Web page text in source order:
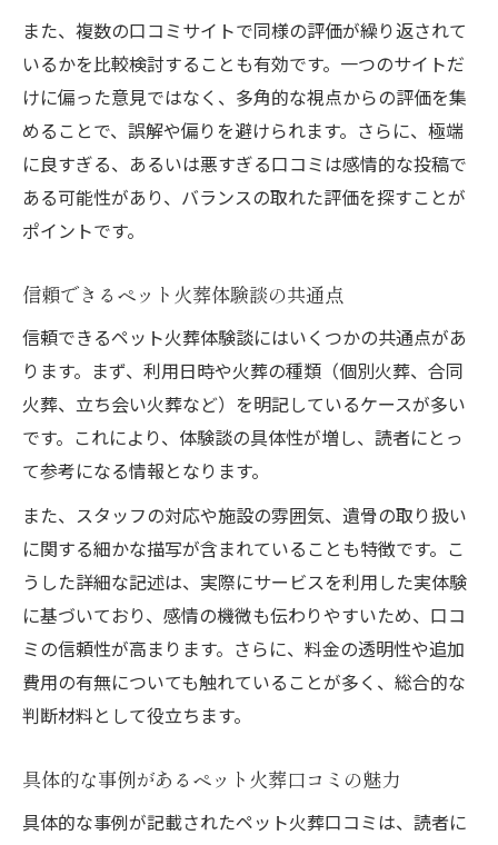
また、複数の口コミサイトで同様の評価が繰り返されて
いるかを比較検討することも有効です。一つのサイトだ
けに偏った意見ではなく、多角的な視点からの評価を集
めることで、誤解や偏りを避けられます。さらに、極端
に良すぎる、あるいは悪すぎる口コミは感情的な投稿で
ある可能性があり、バランスの取れた評価を探すことが
ポイントです。
信頼できるペット火葬体験談の共通点
信頼できるペット火葬体験談にはいくつかの共通点があ
ります。まず、利用日時や火葬の種類（個別火葬、合同
火葬、立ち会い火葬など）を明記しているケースが多い
です。これにより、体験談の具体性が増し、読者にとっ
て参考になる情報となります。
また、スタッフの対応や施設の雰囲気、遺骨の取り扱い
に関する細かな描写が含まれていることも特徴です。こ
うした詳細な記述は、実際にサービスを利用した実体験
に基づいており、感情の機微も伝わりやすいため、口コ
ミの信頼性が高まります。さらに、料金の透明性や追加
費用の有無についても触れていることが多く、総合的な
判断材料として役立ちます。
具体的な事例があるペット火葬口コミの魅力
具体的な事例が記載されたペット火葬口コミは、読者に